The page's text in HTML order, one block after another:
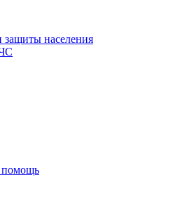
населения
помощь